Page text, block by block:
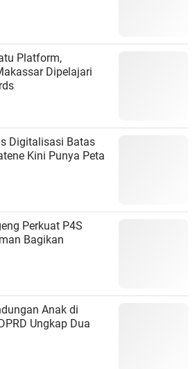
Platform,
Dipelajari
Digitalisasi Batas
Kini Punya Peta
Perkuat P4S
Bagikan
Anak di
Ungkap Dua